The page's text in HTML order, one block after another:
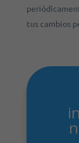
tus cambios